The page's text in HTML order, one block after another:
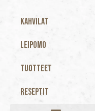
Kahvilat
Leipomo
Tuotteet
Reseptit